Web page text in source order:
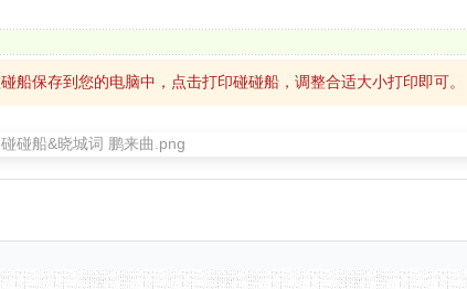
船保存到您的电脑中，点击打印碰碰船，调整合适大小打印即可。